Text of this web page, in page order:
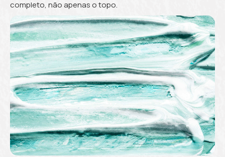
completo, não apenas o topo.